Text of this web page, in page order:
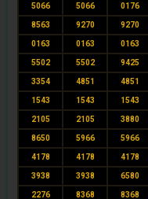
5066 5066 0176
8563 9270 9270
0163 0163 0163
5502 5502 9425
3354 4851 4851
1543 1543 1543
2105 2105 3880
8650 5966 5966
4178 4178 4178
3938 3938 6580
2276 8368 8368